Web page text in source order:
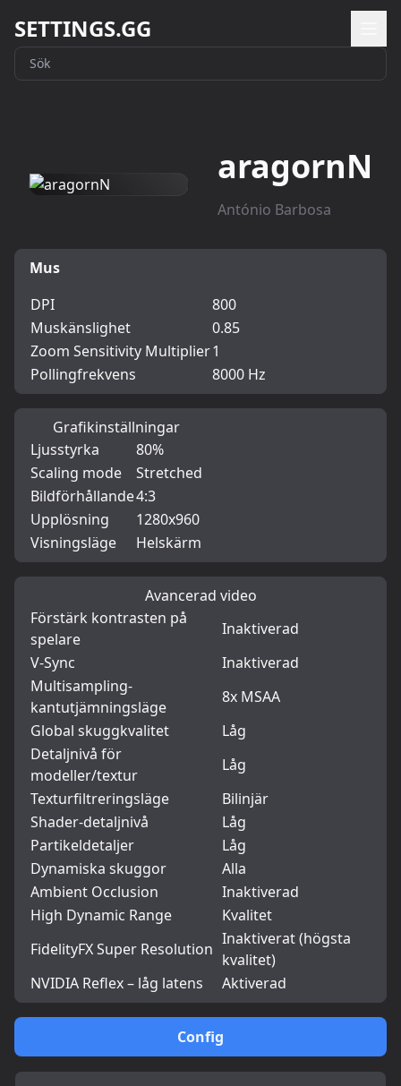
SETTINGS.GG
aragornN
António Barbosa
Config
Mus
DPI
800
Muskänslighet
0.85
Zoom Sensitivity Multiplier1
Pollingfrekvens
8000 Hz
Grafikinställningar
Ljusstyrka
80%
Scaling mode
Stretched
Bildförhållande4:3
Upplösning
1280x960
Visningsläge
Helskärm
Avancerad video
Förstärk kontrasten på
spelare
Inaktiverad
V-Sync
Inaktiverad
Multisampling-
kantutjämningsläge
8x MSAA
Global skuggkvalitet
Låg
Detaljnivå för
modeller/textur
Låg
Texturfiltreringsläge
Bilinjär
Shader-detaljnivå
Låg
Partikeldetaljer
Låg
Dynamiska skuggor
Alla
Ambient Occlusion
Inaktiverad
High Dynamic Range
Kvalitet
FidelityFX Super Resolution
Inaktiverat (högsta
kvalitet)
NVIDIA Reflex – låg latens
Aktiverad